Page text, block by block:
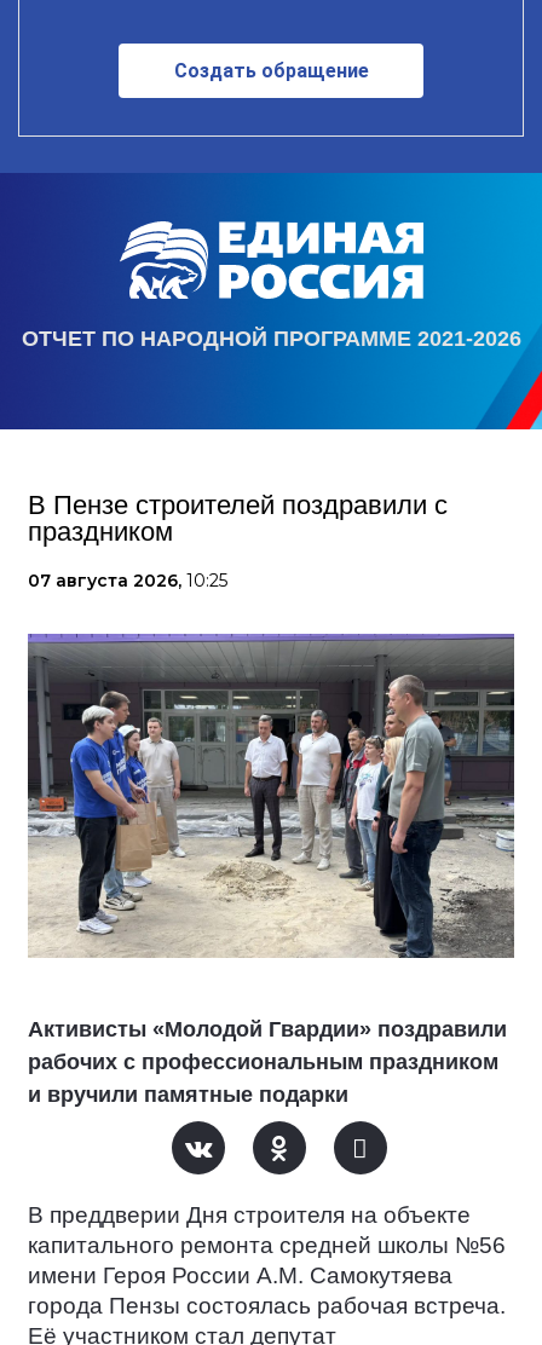
Создать обращение
ОТЧЕТ ПО НАРОДНОЙ ПРОГРАММЕ 2021-2026
В Пензе строителей поздравили с
праздником
07 августа 2026, 10:25
Активисты «Молодой Гвардии» поздравили
рабочих с профессиональным праздником
и вручили памятные подарки
В преддверии Дня строителя на объекте
капитального ремонта средней школы №56
имени Героя России А.М. Самокутяева
города Пензы состоялась рабочая встреча.
Её участником стал депутат